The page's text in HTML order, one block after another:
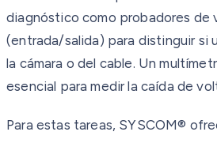
diagnóstico como probadores de
(entrada/salida) para distinguir si
la cámara o del cable. Un
esencial para medir la caída de
Para estas tareas, SYSCOM®